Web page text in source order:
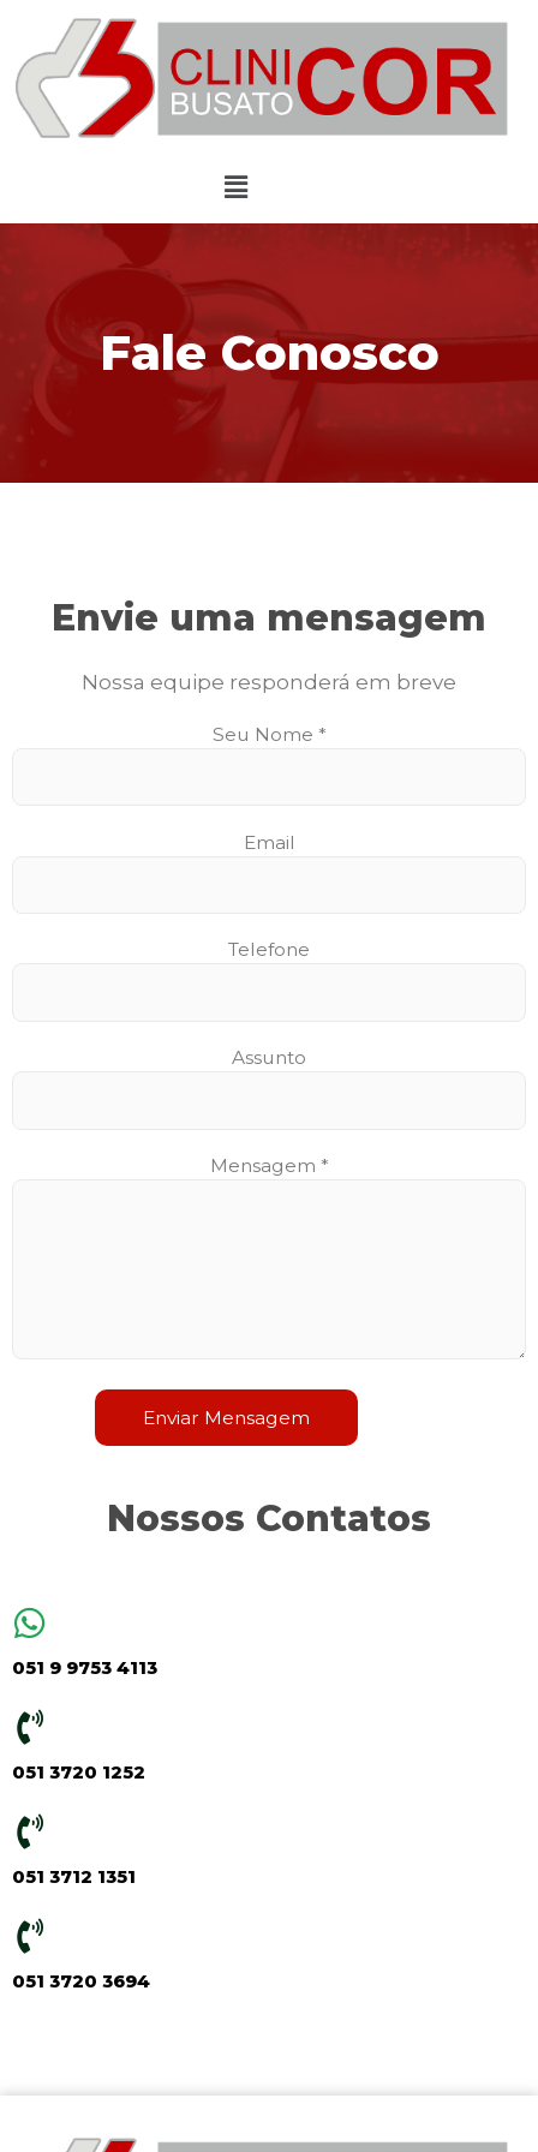
Fale Conosco
Envie uma mensagem
Nossa equipe responderá em breve
Seu Nome *
Email
Telefone
Assunto
Mensagem *
Nossos Contatos
051 9 9753 4113
051 3720 1252
051 3712 1351
051 3720 3694